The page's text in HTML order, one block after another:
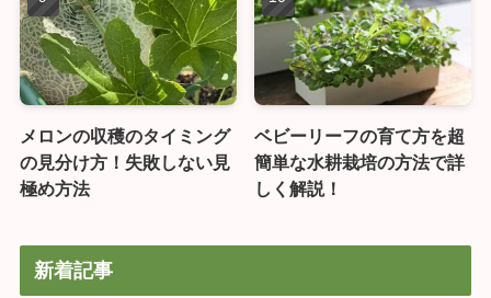
メロンの収穫のタイミング
の見分け方！失敗しない見
極め方法
ベビーリーフの育て方を超
簡単な水耕栽培の方法で詳
しく解説！
新着記事